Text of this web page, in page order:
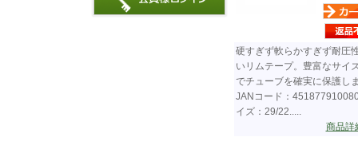
硬すぎず軟らかすぎず耐圧
いリムテープ。豊富なサイ
でチューブを確実に保護し
JANコード：
イズ：29/22.....
商品